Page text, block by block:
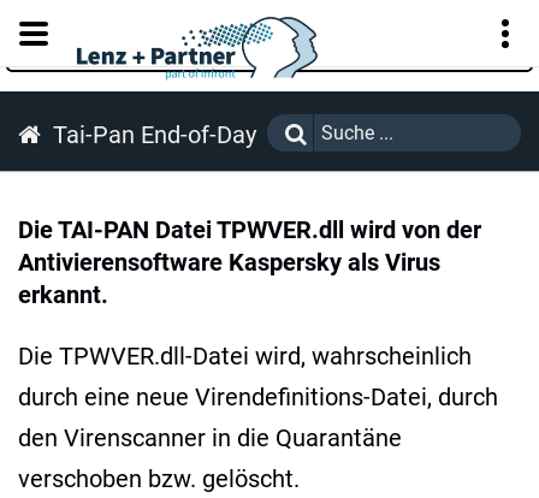
KUNDENPORTAL
Tai-Pan End-of-Day
Die TAI-PAN Datei TPWVER.dll wird von der
Antivierensoftware Kaspersky als Virus
erkannt.
Die TPWVER.dll-Datei wird, wahrscheinlich
durch eine neue Virendefinitions-Datei, durch
den Virenscanner in die Quarantäne
verschoben bzw. gelöscht.